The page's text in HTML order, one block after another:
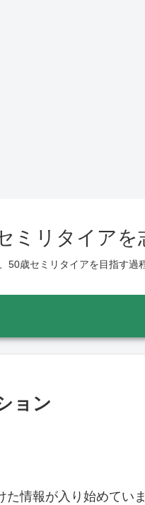
ミリタイア
50歳セミリタイアを目指す
ョン
情報が入り始めていま